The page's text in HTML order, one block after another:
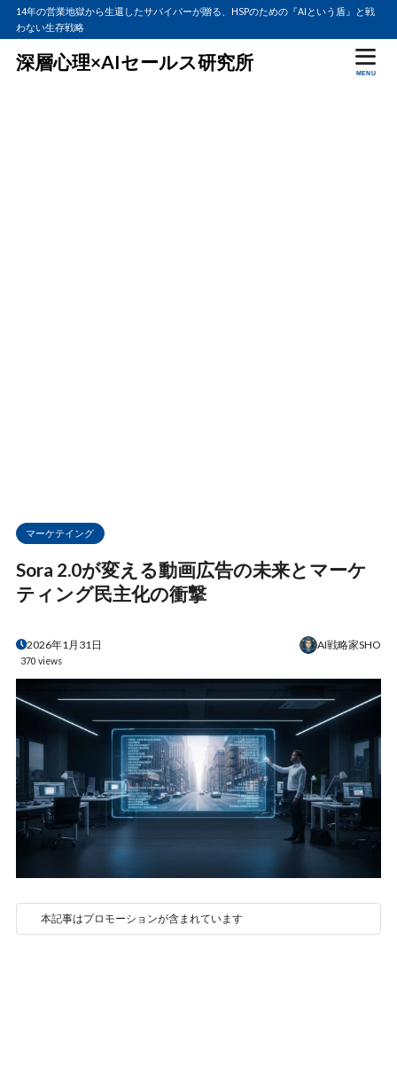
14年の営業地獄から生還したサバイバーが贈る、HSPのための『AIという盾』と戦
わない生存戦略
深層心理×AIセールス研究所
MENU
マーケテイング
Sora 2.0が変える動画広告の未来とマーケ
ティング民主化の衝撃
2026年1月31日 AI戦略家SHO
370 views
本記事はプロモーションが含まれています